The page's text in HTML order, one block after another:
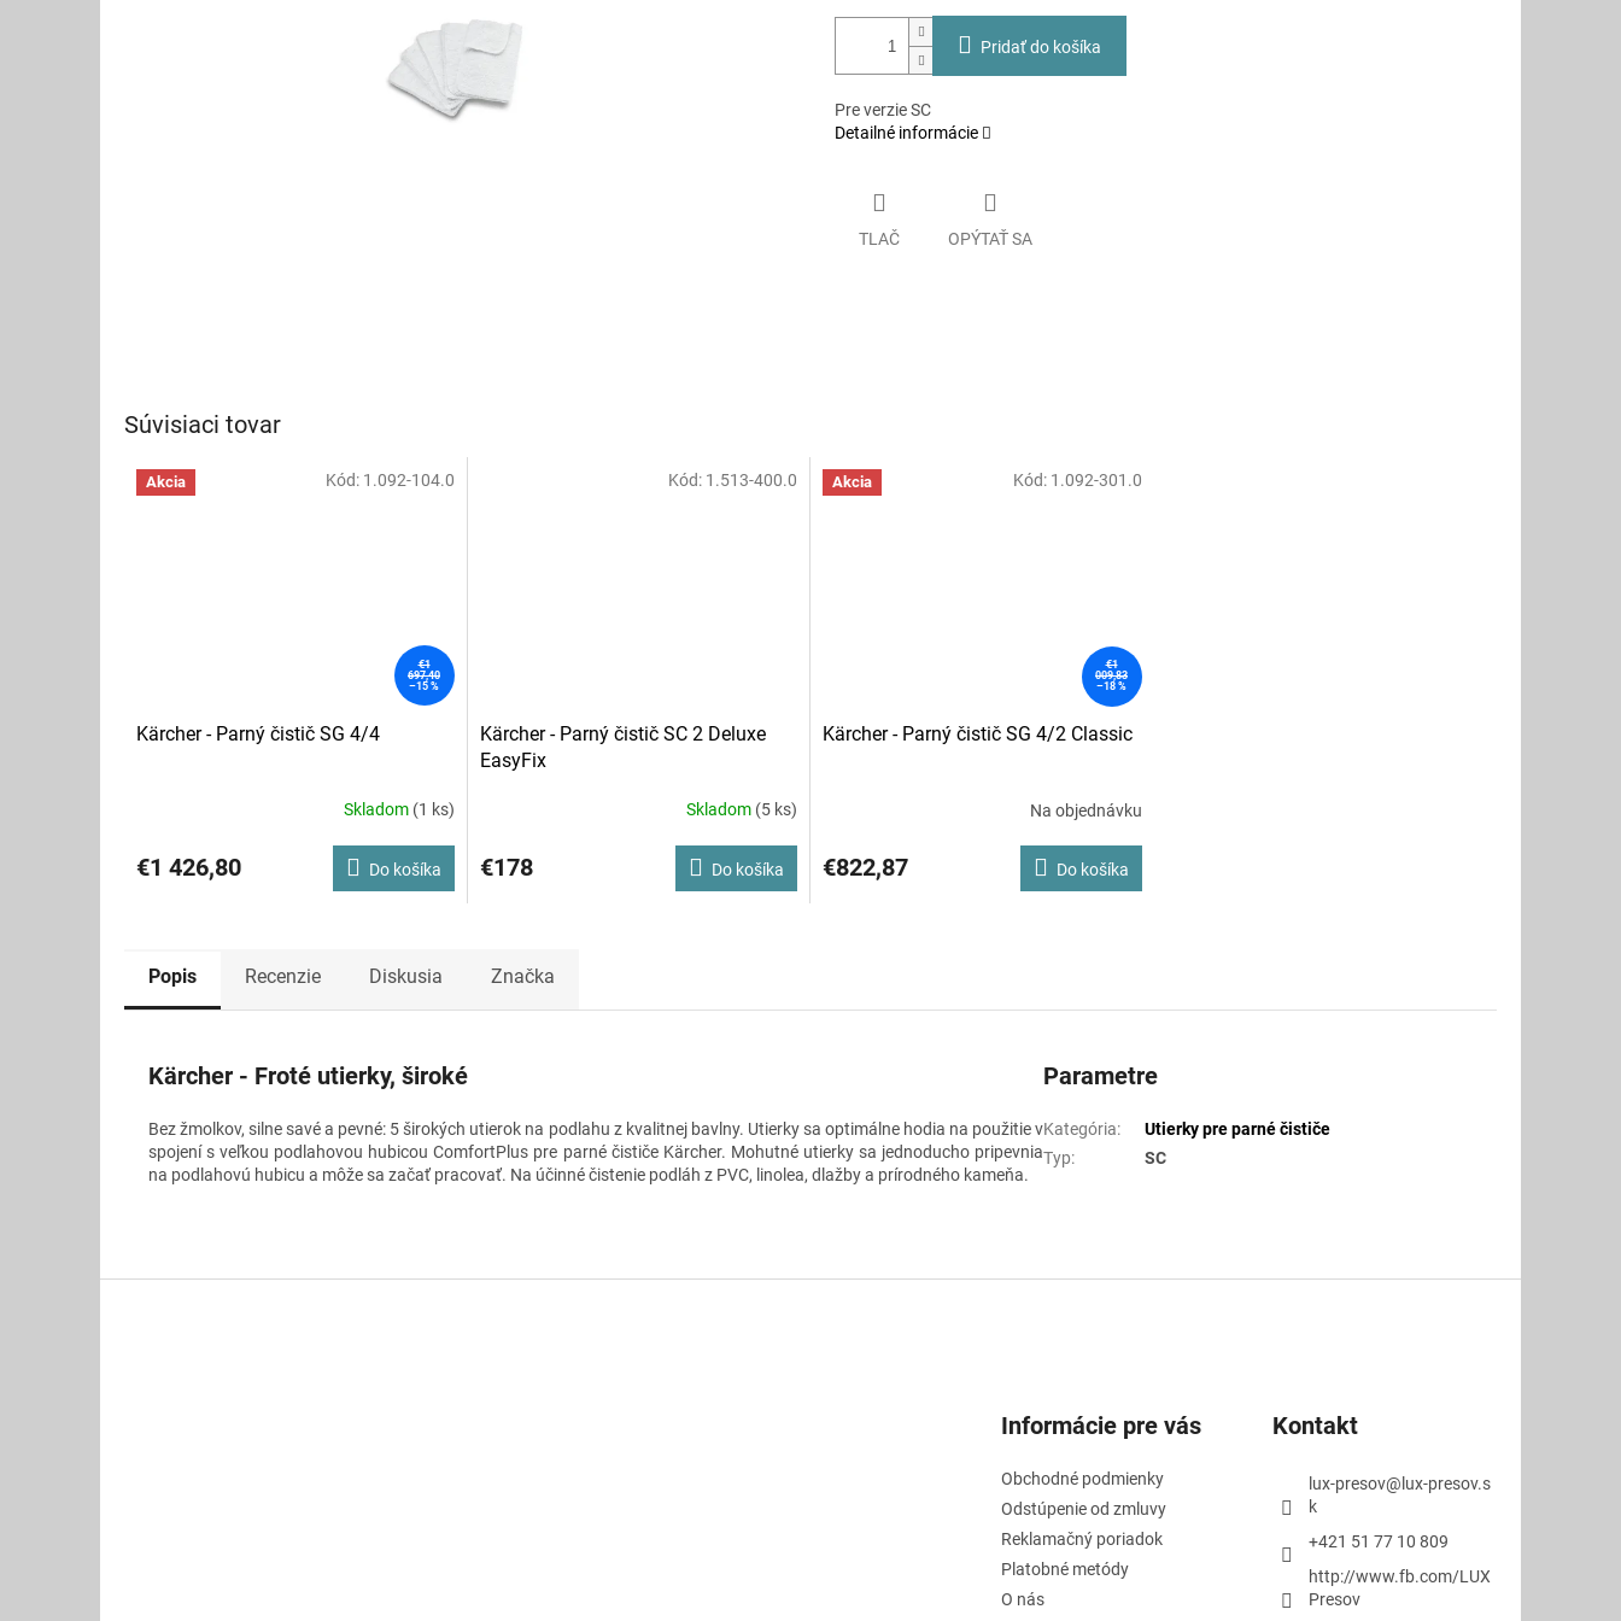
Pridať do košíka
Pre verzie SC
Detailné informácie
TLAČ OPÝTAŤ SA
Súvisiaci tovar
Akcia
€1
697,40
–15 %
Kärcher - Parný čistič SG 4/4
Skladom (1 ks)
€1 426,80 Do košíka
Kód: 1.092-104.0
Kärcher - Parný čistič SC 2 Deluxe
EasyFix
Skladom (5 ks)
€178 Do košíka
Kód: 1.513-400.0 Akcia
€1
009,83
–18 %
Kärcher - Parný čistič SG 4/2 Classic
Na objednávku
€822,87 Do košíka
Kód: 1.092-301.0
Popis Recenzie Diskusia Značka
Kärcher - Froté utierky, široké
Bez žmolkov, silne savé a pevné: 5 širokých utierok na podlahu z kvalitnej bavlny. Utierky sa optimálne hodia na použitie v
spojení s veľkou podlahovou hubicou ComfortPlus pre parné čističe Kärcher. Mohutné utierky sa jednoducho pripevnia
na podlahovú hubicu a môže sa začať pracovať. Na účinné čistenie podláh z PVC, linolea, dlažby a prírodného kameňa.
Parametre
Kategória:
Utierky pre parné čističe
Typ: SC
Informácie pre vás
Obchodné podmienky
Odstúpenie od zmluvy
Reklamačný poriadok
Platobné metódy
O nás
Kontakt
lux-presov@ lux-presov.s
k
+421 51 77 10 809
http://www.fb.com/LUX
Presov